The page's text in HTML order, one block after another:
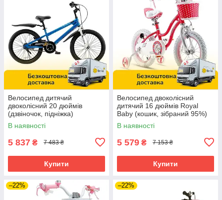
Велосипед дитячий
двоколісний 20 дюймів
(дзвіночок, підніжка)
RoyalBaby Freestyle RB20B-6
Синій
В наявності
5 837 ₴ 7 483 ₴
Купити
Велосипед двоколісний
дитячий 16 дюймів Royal
Baby (кошик, зібраний 95%)
Stargirl RB16G-1R Рожевий
В наявності
5 579 ₴ 7 153 ₴
Купити
–22% –22%